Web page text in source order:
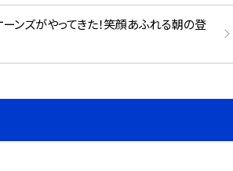
ンズがやってきた！笑顔あふれる朝の登